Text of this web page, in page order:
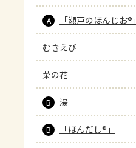
A 「瀬戸のほんじお®」
むきえび
菜の花
B 湯
B 「ほんだし®」